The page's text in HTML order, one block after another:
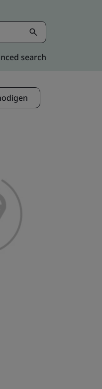
search